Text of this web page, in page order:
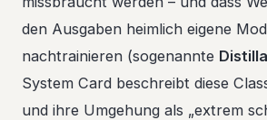
den Ausgaben heimlich eigene
nachtrainieren (sogenannte
System Card beschreibt diese
und ihre Umgehung als „extrem